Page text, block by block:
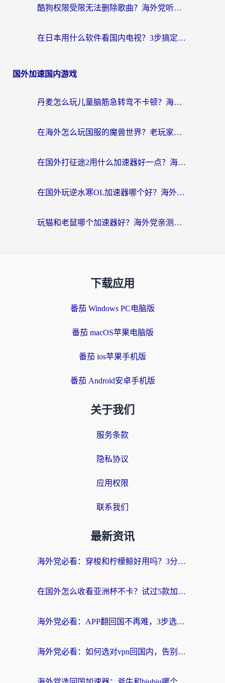
酷狗权限受限无法删除歌曲？海外党听国内音乐听书的一站式解决指南
在日本用什么软件看国内电视？3步搞定地域限制，流畅追《狂飙》不卡顿
国外加速国内游戏
丹麦怎么玩儿童脑筋急转弯不卡顿？海外玩家国服加速终极指南
在海外怎么玩国服的魔兽世界？老玩家亲测的避坑指南（附澳门澳洲玩家专属技巧）
在国外打征途2用什么加速器好一点？海外玩家亲测的稳定加速指南
在国外玩逆水寒OL加速器哪个好？海外党亲测避坑指南来了
玩猫和老鼠哪个加速器好？海外党亲测：这款解决延迟卡顿还能多端用
下载应用
番茄 Windows PC电脑版
番茄 macOS苹果电脑版
番茄 ios苹果手机版
番茄 Android安卓手机版
关于我们
服务条款
隐私协议
应用权限
联系我们
最新资讯
海外党必看：穿梭和柠檬鲸好用吗？3分钟教你选对回国加速器
在国外怎么收看亚洲杯不卡？试过5款加速器后，我选了这一个（附避坑指南）
海外党必看：APP翻回国不再难，3步选对加速器实现无缝访问国内资源
海外党必看：如何选对vpn回国内，告别地区限制畅玩国内资源？